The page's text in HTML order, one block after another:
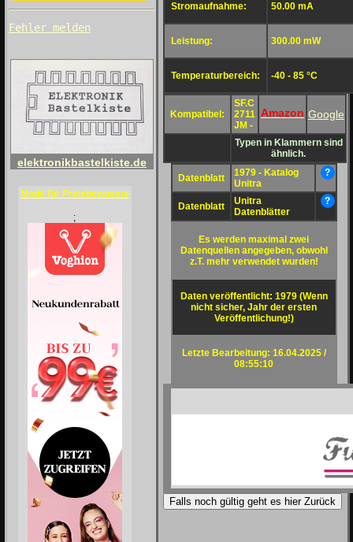
Fehler melden
elektronikbastelkiste.de
Mode für Preisbewusste
;
Stromaufnahme: 50.00 mA
Leistung: 300.00 mW
Temperaturbereich: -40 - 85 °C
Kompatibel:
SF.C
2711
JM -
Amazon Google
Typen in Klammern sind
ähnlich.
Datenblatt
1979 - Katalog
Unitra
?
Datenblatt
Unitra
Datenblätter
?
Es werden maximal zwei
Datenquellen angegeben, obwohl
z.T. mehr verwendet wurden!
Daten veröffentlicht: 1979 (Wenn
nicht sicher, Jahr der ersten
Veröffentlichung!)
Letzte Bearbeitung: 16.04.2025 /
08:55:10
Falls noch gültig geht es hier Zurück